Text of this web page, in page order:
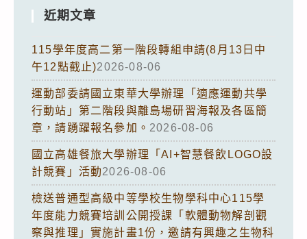
近期文章
115學年度高二第一階段轉組申請(8月13日中
午12點截止)2026-08-06
運動部委請國立東華大學辦理「適應運動共學
行動站」第二階段與離島場研習海報及各區簡
章，請踴躍報名參加。 2026-08-06
國立高雄餐旅大學辦理「AI+智慧餐飲LOGO設
計競賽」活動2026-08-06
檢送普通型高級中等學校生物學科中心115學
年度能力競賽培訓公開授課「軟體動物解剖觀
察與推理」實施計畫1份，邀請有興趣之生物科